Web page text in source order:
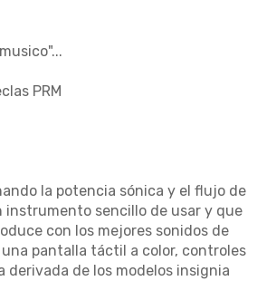
PRM
la potencia sónica y el flujo de
instrumento sencillo de usar y que
con los mejores sonidos de
pantalla táctil a color, controles
de los modelos insignia